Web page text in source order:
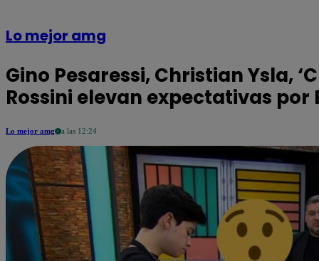
Lo mejor amg
Gino Pesaressi, Christian Ysla,
Rossini elevan expectativas por
Lo mejor amg a las 12:24